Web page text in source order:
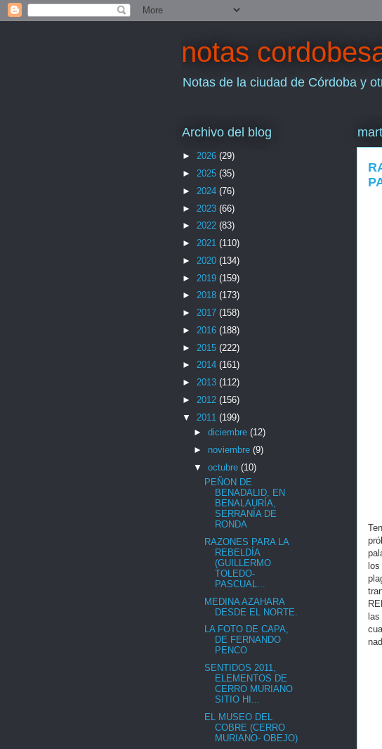
notas
Notas de la ciudad de Córdoba y
Archivo del blog
► 2026 (29)
► 2025 (35)
► 2024 (76)
► 2023 (66)
► 2022 (83)
► 2021 (110)
► 2020 (134)
► 2019 (159)
► 2018 (173)
► 2017 (158)
► 2016 (188)
► 2015 (222)
► 2014 (161)
► 2013 (112)
► 2012 (156)
▼ 2011 (199)
► diciembre (12)
► noviembre (9)
▼ octubre (10)
PEÑON DE
BENADALID, EN
BENALAURÍA,
SERRANÍA DE
RONDA
RAZONES PARA LA
REBELDÍA
(GUILLERMO
TOLEDO-
PASCUAL...
MEDINA AZAHARA
DESDE EL NORTE.
LA FOTO DE CAPA,
DE FERNANDO
PENCO
SENTIDOS 2011,
ELEMENTOS DE
CERRO MURIANO
SITIO HI...
EL MUSEO DEL
COBRE (CERRO
MURIANO- OBEJO)